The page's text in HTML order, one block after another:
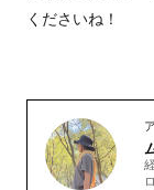
くださいね！